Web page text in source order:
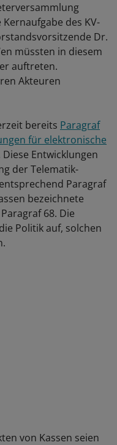
des KV-
Dr.
müssten in diesem
auftreten.
Akteuren
bereits Paragraf
für elektronische
Diese Entwicklungen
der Telematik-
Paragraf
bezeichnete
68. Die
Politik auf, solchen
von Kassen seien